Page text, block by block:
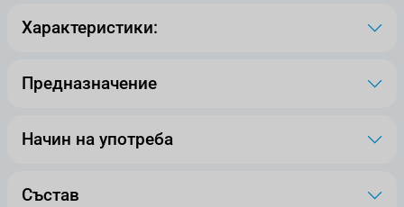
Характеристики:
Предназначение
Начин на употреба
Състав